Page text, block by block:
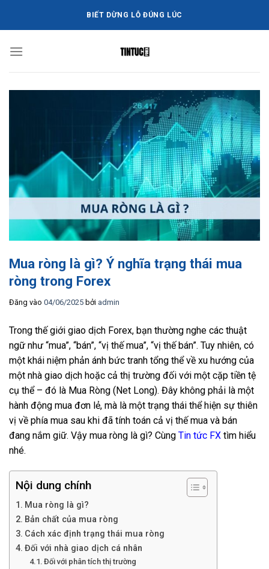
dung
BIẾT DỪNG LỖ ĐÚNG LÚC
Mua ròng là gì? Ý nghĩa trạng thái mua
ròng trong Forex
Đăng vào 04/06/2025 bởi admin
Trong thế giới giao dịch Forex, bạn thường nghe các thuật
ngữ như “mua”, “bán”, “vị thế mua”, “vị thế bán”. Tuy nhiên, có
một khái niệm phản ánh bức tranh tổng thể về xu hướng của
một nhà giao dịch hoặc cả thị trường đối với một cặp tiền tệ
cụ thể – đó là Mua Ròng (Net Long). Đây không phải là một
hành động mua đơn lẻ, mà là một trạng thái thể hiện sự thiên
vị về phía mua sau khi đã tính toán cả vị thế mua và bán
đang nắm giữ. Vậy mua ròng là gì? Cùng Tin tức FX tìm hiểu
nhé.
Nội dung chính
Mua ròng là gì?
Bản chất của mua ròng
Cách xác định trạng thái mua ròng
Đối với nhà giao dịch cá nhân
Đối với phân tích thị trường